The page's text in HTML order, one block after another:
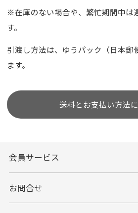
※在庫のない場合や、繁忙期間中は
す。
引渡し方法は、ゆうパック（日本郵
ます。
送料とお支払い方法
会員サービス
お問合せ